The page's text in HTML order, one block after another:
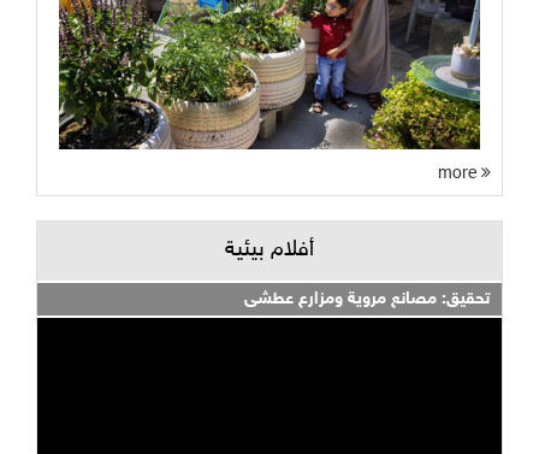
أفلام بيئية
تحقيق: مصانع مروية ومزارع عطشى